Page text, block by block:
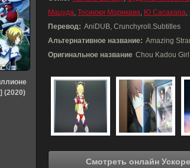
Мацуда, Тосиюки Морикава, Ю Сасахара,
Перевод: AniDUB, Crunchyroll.Subtitles
Альтернативное название: Amazing
Оригинальное название Chou Kadou
(2020)